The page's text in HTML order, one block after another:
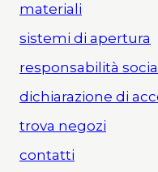
materiali
sistemi di apertura
responsabilità
dichiarazione di
trova negozi
contatti